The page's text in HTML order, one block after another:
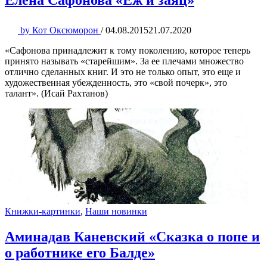
by Кот Оксюморон / 04.08.201521.07.2020
«Сафонова принадлежит к тому поколению, которое теперь
принято называть «старейшим». За ее плечами множество
отлично сделанных книг. И это не только опыт, это еще и
художественная убежденность, это «свой почерк», это
талант». (Исай Рахтанов)
Книжки-картинки, Наши новинки
Аминадав Каневский «Сказка о попе и
о работнике его Балде»